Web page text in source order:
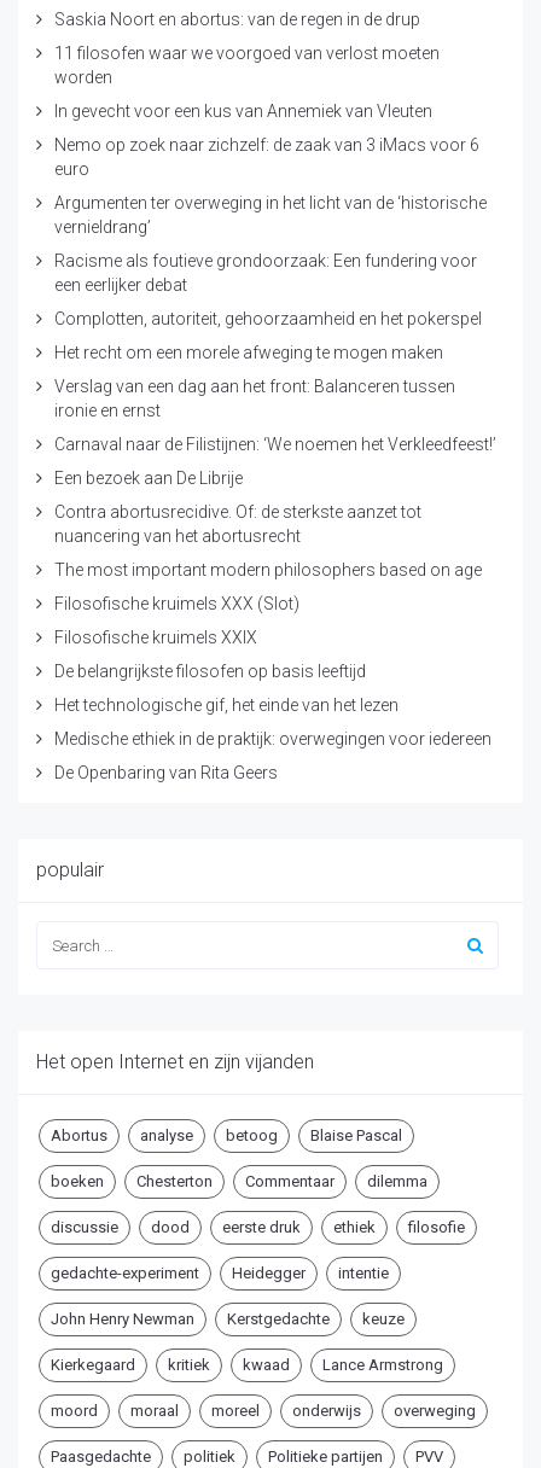
Saskia Noort en abortus: van de regen in de drup
11 filosofen waar we voorgoed van verlost moeten
worden
In gevecht voor een kus van Annemiek van Vleuten
Nemo op zoek naar zichzelf: de zaak van 3 iMacs voor 6
euro
Argumenten ter overweging in het licht van de ‘historische
vernieldrang’
Racisme als foutieve grondoorzaak: Een fundering voor
een eerlijker debat
Complotten, autoriteit, gehoorzaamheid en het pokerspel
Het recht om een morele afweging te mogen maken
Verslag van een dag aan het front: Balanceren tussen
ironie en ernst
Carnaval naar de Filistijnen: ‘We noemen het Verkleedfeest!’
Een bezoek aan De Librije
Contra abortusrecidive. Of: de sterkste aanzet tot
nuancering van het abortusrecht
The most important modern philosophers based on age
Filosofische kruimels XXX (Slot)
Filosofische kruimels XXIX
De belangrijkste filosofen op basis leeftijd
Het technologische gif, het einde van het lezen
Medische ethiek in de praktijk: overwegingen voor iedereen
De Openbaring van Rita Geers
populair
Het open Internet en zijn vijanden
Abortus analyse betoog Blaise Pascal
boeken Chesterton Commentaar dilemma
discussie dood eerste druk ethiek filosofie
gedachte-experiment Heidegger intentie
John Henry Newman Kerstgedachte keuze
Kierkegaard kritiek kwaad Lance Armstrong
moord moraal moreel onderwijs overweging
Paasgedachte politiek Politieke partijen PVV